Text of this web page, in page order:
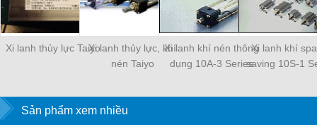
Xi lanh thủy lực TaiyoXi lanh thủy lực, khí
nén Taiyo
Xi lanh khí nén thông
dụng 10A-3 Series
Xi lanh khí
saving 10S-1
Sản phẩm xem nhiều